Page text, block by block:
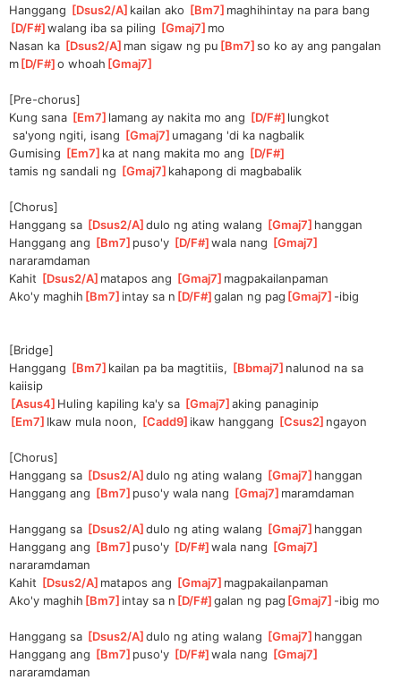
Hanggang [Dsus2/A ]kailan ako [Bm7 ]maghihintay na para bang
D/F# ]
walang iba sa piling [Gmaj7 ]mo
Nasan ka [Dsus2/A ]man sigaw ng pu [Bm7 ]
so ko ay ang pangalan
m[D/F# ]
o whoah [Gmaj7
[Pre-chorus]
Kung sana [Em7 ]lamang ay nakita mo ang [D/F# ]lungkot
sa'yong ngiti, isang [Gmaj7 ]umagang 'di ka nagbalik
Gumising [Em7 ]ka at nang makita mo ang [D/F#
tamis ng sandali ng [Gmaj7 ]kahapong di magbabalik
[Chorus]
Hanggang sa [Dsus2/A ]
dulo ng ating walang [Gmaj7 ]hanggan
Hanggang ang [Bm7 ]puso'y [D/F# ]
wala nang [Gmaj7
nararamdaman
Kahit [Dsus2/A ]matapos ang [Gmaj7 ]magpakailanpaman
Ako'y maghih [Bm7 ]intay sa n [D/F# ]
galan ng pag [Gmaj7 ]-ibig
[Bridge]
Hanggang [Bm7 ]kailan pa ba magtitiis, [Bbmaj7 ]nalunod na sa
kaiisip
[Asus4 ]Huling kapiling ka'y sa [Gmaj7 ]
aking panaginip
[Em7 ]Ikaw mula noon, [Cadd9 ]ikaw hanggang [Csus2 ]ngayon
[Chorus]
Hanggang sa [Dsus2/A ]
dulo ng ating walang [Gmaj7 ]hanggan
Hanggang ang [Bm7 ]puso'y wala nang [Gmaj7 ]maramdaman
Hanggang sa [Dsus2/A ]
dulo ng ating walang [Gmaj7 ]hanggan
Hanggang ang [Bm7 ]puso'y [D/F# ]
wala nang [Gmaj7
nararamdaman
Kahit [Dsus2/A ]matapos ang [Gmaj7 ]magpakailanpaman
Ako'y maghih [Bm7 ]intay sa n [D/F# ]
galan ng pag [Gmaj7 ]-ibig mo
Hanggang sa [Dsus2/A ]
dulo ng ating walang [Gmaj7 ]hanggan
Hanggang ang [Bm7 ]puso'y [D/F# ]
wala nang [Gmaj7
nararamdaman